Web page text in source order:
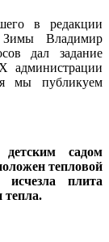
в редакции
Владимир
дал задание
администрации
мы публикуем
садом
тепловой
плита
тепла.